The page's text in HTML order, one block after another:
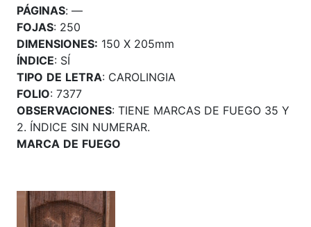
PÁGINAS: —
FOJAS: 250
DIMENSIONES: 150 X 205mm
ÍNDICE: SÍ
TIPO DE LETRA: CAROLINGIA
FOLIO: 7377
OBSERVACIONES: TIENE MARCAS DE FUEGO 35 Y
2. ÍNDICE SIN NUMERAR.
MARCA DE FUEGO